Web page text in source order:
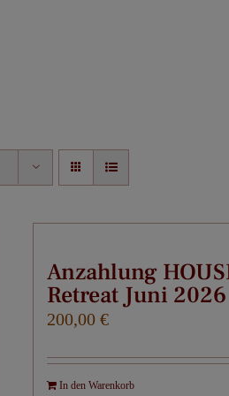
Coaching
Anzahlung
Retreat Juni 2026
200,00€
In den Warenkorb